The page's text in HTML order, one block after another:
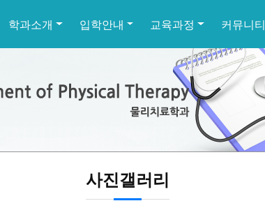
학과소개 입학안내 교육과정 커뮤니티
사진갤러리